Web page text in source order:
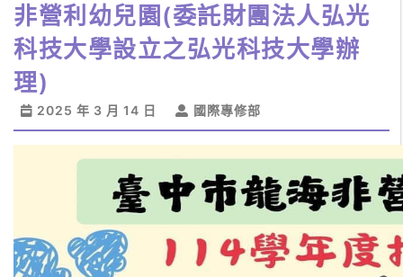
非營利幼兒園(委託財團法人弘光
科技大學設立之弘光科技大學辦
理)
2025 年 3 月 14 日 國際專修部